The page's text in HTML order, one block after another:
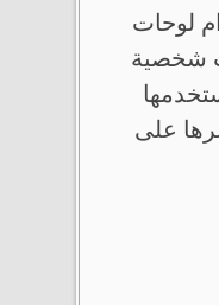
لوحات
شخصية
على